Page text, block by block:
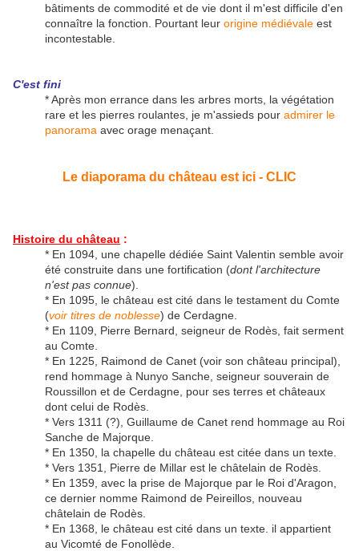
bâtiments de commodité et de vie dont il m'est difficile d'en
connaître la fonction. Pourtant leur origine médiévale est
incontestable.
C'est fini
* Après mon errance dans les arbres morts, la végétation
rare et les pierres roulantes, je m'assieds pour admirer le
panorama avec orage menaçant.
Le diaporama du château est ici - CLIC
Histoire du château :
* En 1094, une chapelle dédiée Saint Valentin semble avoir
été construite dans une fortification (dont l'architecture
n'est pas connue).
* En 1095, le château est cité dans le testament du Comte
(voir titres de noblesse) de Cerdagne.
* En 1109, Pierre Bernard, seigneur de Rodès, fait serment
au Comte.
* En 1225, Raimond de Canet (voir son château principal),
rend hommage à Nunyo Sanche, seigneur souverain de
Roussillon et de Cerdagne, pour ses terres et châteaux
dont celui de Rodès.
* Vers 1311 (?), Guillaume de Canet rend hommage au Roi
Sanche de Majorque.
* En 1350, la chapelle du château est citée dans un texte.
* Vers 1351, Pierre de Millar est le châtelain de Rodès.
* En 1359, avec la prise de Majorque par le Roi d'Aragon,
ce dernier nomme Raimond de Peireillos, nouveau
châtelain de Rodès.
* En 1368, le château est cité dans un texte. il appartient
au Vicomté de Fonollède.